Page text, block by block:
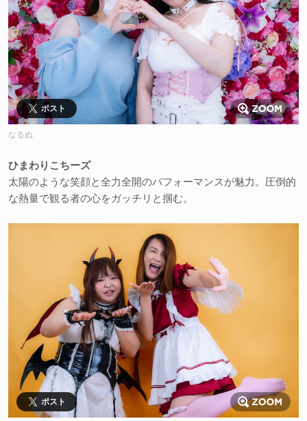
ポスト
なるぬ
ひまわりこちーズ
太陽のような笑顔と全力全開のパフォーマンスが魅力。圧倒的
な熱量で観る者の心をガッチリと掴む。
ポスト